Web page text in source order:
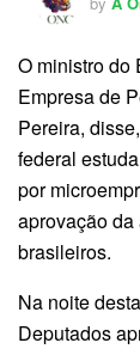
O ministro do
Empresa de
Pereira,
federal
por
aprovação
brasileiros.
Na noite
Deputados